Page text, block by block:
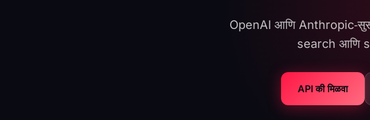
OpenAI आणि
search आणि
API की मिळवा